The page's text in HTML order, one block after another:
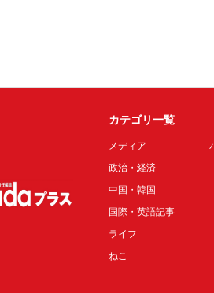
カテゴリ一覧
メディア
政治・経済
中国・韓国
国際・英語記事
ライフ
ねこ